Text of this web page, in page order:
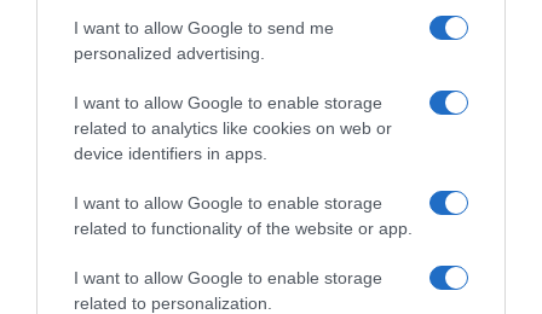
I want to allow Google to send me
personalized advertising.
I want to allow Google to enable storage
related to analytics like cookies on web or
device identifiers in apps.
I want to allow Google to enable storage
related to functionality of the website or app.
I want to allow Google to enable storage
related to personalization.
posmatraju kroz prizmu vjerovanja ili jednostavno kao dio
urednog načina života.
Simbolika koja traje generacijamaVjerovanja o ulaznim
vratima prisutna su u brojnim kulturama i često se prenose s
koljena na koljeno. U nekim tradicijama prag doma smatra se
simbolom zaštite porodice, dok se uredan ulaz povezuje s
gostoprimstvom, napretkom i pozitivnom energijom. Takvi običaji
prostoru u kojem žive i o atmosferi koju stvaraju u svom domu.